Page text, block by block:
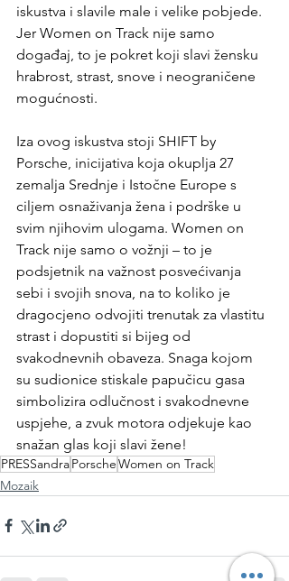
iskustva i slavile male i velike pobjede.
Jer Women on Track nije samo
događaj, to je pokret koji slavi žensku
hrabrost, strast, snove i neograničene
mogućnosti.
Iza ovog iskustva stoji SHIFT by
Porsche, inicijativa koja okuplja 27
zemalja Srednje i Istočne Europe s
ciljem osnaživanja žena i podrške u
svim njihovim ulogama. Women on
Track nije samo o vožnji – to je
podsjetnik na važnost posvećivanja
sebi i svojih snova, na to koliko je
dragocjeno odvojiti trenutak za vlastitu
strast i dopustiti si bijeg od
svakodnevnih obaveza. Snaga kojom
su sudionice stiskale papučicu gasa
simbolizira odlučnost i svakodnevne
uspjehe, a zvuk motora odjekuje kao
snažan glas koji slavi žene!
PRESSandraPorscheWomen on Track
Mozaik